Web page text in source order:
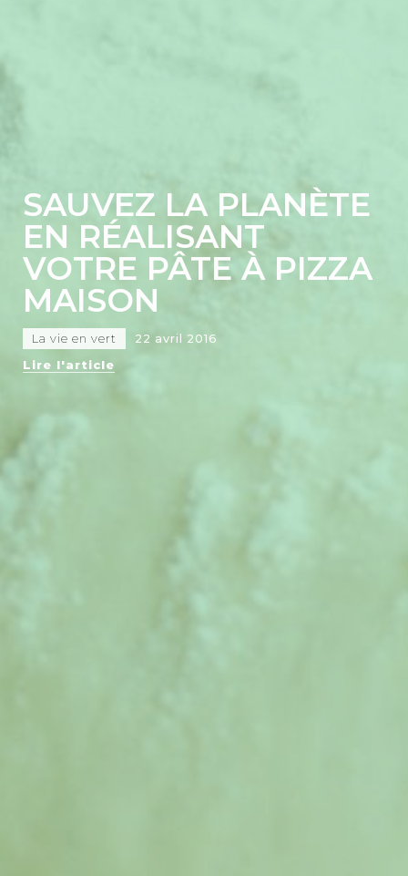
SAUVEZ LA PLANÈTE
EN RÉALISANT
VOTRE PÂTE À PIZZA
MAISON
La vie en vert
22 avril 2016
Lire l'article